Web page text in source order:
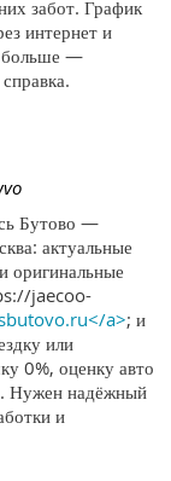
забот. График
интернет и
больше —
Бутово —
актуальные
оригинальные
jaecoo-
a>; и
или
0%, оценку авто
Нужен надёжный
и